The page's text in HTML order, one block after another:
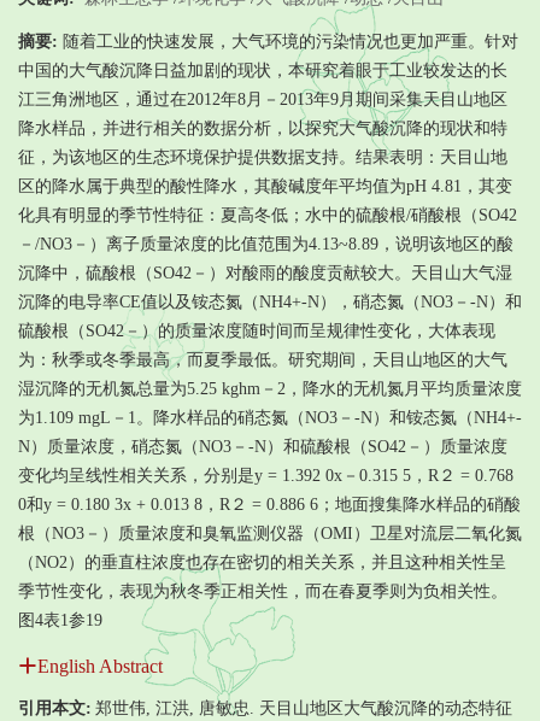
摘要: 随着工业的快速发展，大气环境的污染情况也更加严重。针对
中国的大气酸沉降日益加剧的现状，本研究着眼于工业较发达的长
江三角洲地区，通过在2012年8月－2013年9月期间采集天目山地区
降水样品，并进行相关的数据分析，以探究大气酸沉降的现状和特
征，为该地区的生态环境保护提供数据支持。结果表明：天目山地
区的降水属于典型的酸性降水，其酸碱度年平均值为pH 4.81，其变
化具有明显的季节性特征：夏高冬低；水中的硫酸根/硝酸根（SO42
－/NO3－）离子质量浓度的比值范围为4.13~8.89，说明该地区的酸
沉降中，硫酸根（SO42－）对酸雨的酸度贡献较大。天目山大气湿
沉降的电导率CE值以及铵态氮（NH4+-N），硝态氮（NO3－-N）和
硫酸根（SO42－）的质量浓度随时间而呈规律性变化，大体表现
为：秋季或冬季最高，而夏季最低。研究期间，天目山地区的大气
湿沉降的无机氮总量为5.25 kghm－2，降水的无机氮月平均质量浓度
为1.109 mgL－1。降水样品的硝态氮（NO3－-N）和铵态氮（NH4+-
N）质量浓度，硝态氮（NO3－-N）和硫酸根（SO42－）质量浓度
变化均呈线性相关关系，分别是y = 1.392 0x－0.315 5，R２ = 0.768
0和y = 0.180 3x + 0.013 8，R２ = 0.886 6；地面搜集降水样品的硝酸
根（NO3－）质量浓度和臭氧监测仪器（OMI）卫星对流层二氧化氮
（NO2）的垂直柱浓度也存在密切的相关关系，并且这种相关性呈
季节性变化，表现为秋冬季正相关性，而在春夏季则为负相关性。
图4表1参19
English Abstract
引用本文: 郑世伟, 江洪, 唐敏忠. 天目山地区大气酸沉降的动态特征